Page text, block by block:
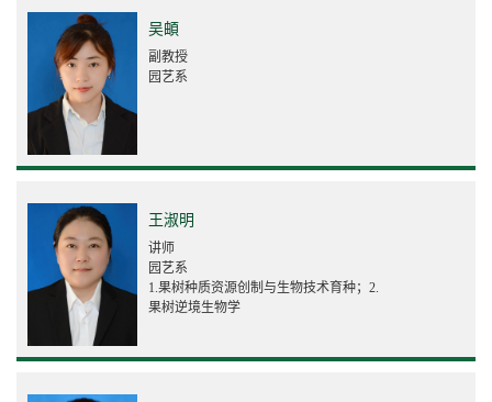
吴頔
副教授
园艺系
王淑明
讲师
园艺系
1.果树种质资源创制与生物技术育种；2.
果树逆境生物学